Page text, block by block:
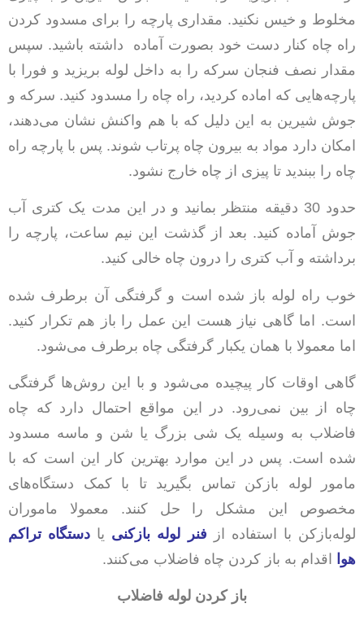
مخلوط و خیس نکنید. مقداری پارچه را برای مسدود کردن
راه چاه کنار دست خود بصورت آماده داشته باشید. سپس
مقدار نصف فنجان سرکه را به داخل لوله بریزید و فورا با
پارچه‌هایی که اماده کردید، راه چاه را مسدود کنید. سرکه و
جوش شیرین به این دلیل که با هم واکنش نشان می‌دهند،
امکان دارد مواد به بیرون چاه پرتاب شوند. پس با پارچه راه
چاه را ببندید تا پیزی از چاه خارج نشود.
حدود 30 دقیقه منتظر بمانید و در این مدت یک کتری آب
جوش آماده کنید. بعد از گذشت این نیم ساعت، پارچه را
برداشته و آب کتری را درون چاه خالی کنید.
خوب راه لوله باز شده است و گرفتگی آن برطرف شده
است. اما گاهی نیاز هست این عمل را باز هم تکرار کنید.
اما معمولا با همان یکبار گرفتگی چاه برطرف می‌شود.
گاهی اوقات کار پیچیده می‌شود و با این روش‌ها گرفتگی
چاه از بین نمی‌رود. در این مواقع احتمال دارد که چاه
فاضلاب به وسیله یک شی بزرگ یا شن و ماسه مسدود
شده است. پس در این موارد بهترین کار این است که با
مامور لوله بازکن تماس بگیرید تا با کمک دستگاه‌های
مخصوص این مشکل را حل کنند. معمولا ماموران
لوله‌بازکن با استفاده از فنر لوله بازکنی یا دستگاه تراکم
هوا
اقدام به باز کردن چاه فاضلاب می‌کنند.
باز کردن لوله فاضلاب